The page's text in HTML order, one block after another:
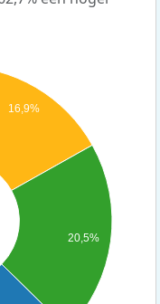
16,9%
20,5%